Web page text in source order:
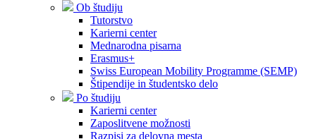
Ob študiju
Tutorstvo
Karierni center
Mednarodna pisarna
Erasmus+
Swiss European Mobility Programme (SEMP)
Štipendije in študentsko delo
Po študiju
Karierni center
Zaposlitvene možnosti
Razpisi za delovna mesta